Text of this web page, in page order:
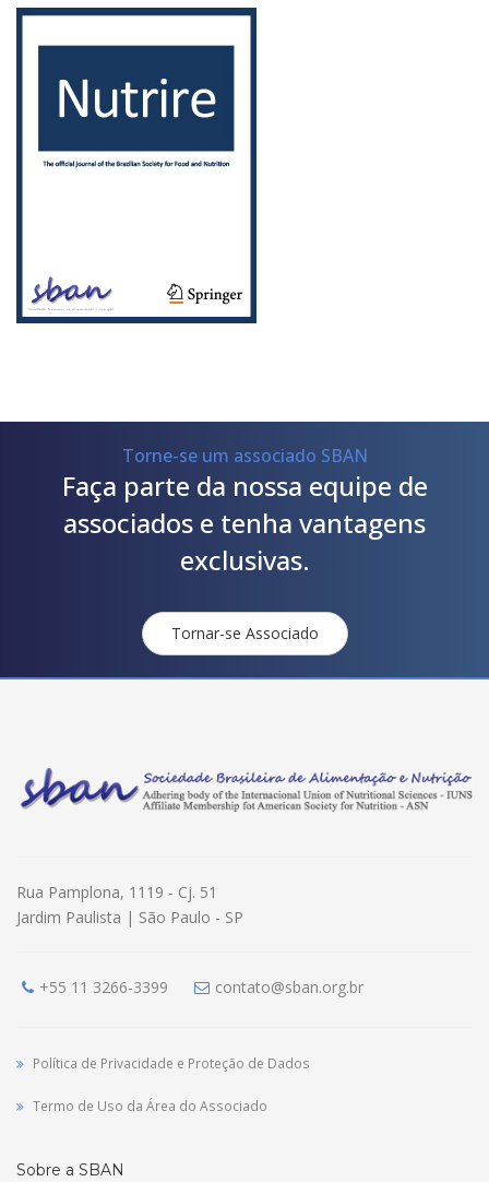
Torne-se um associado SBAN
Faça parte da nossa equipe de
associados e tenha vantagens
exclusivas.
Tornar-se Associado
Rua Pamplona, 1119 - Cj. 51
Jardim Paulista | São Paulo - SP
+55 11 3266-3399 contato@sban.org.br
Política de Privacidade e Proteção de Dados
Termo de Uso da Área do Associado
Sobre a SBAN